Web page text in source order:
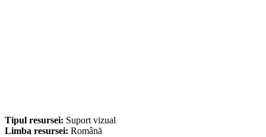
Tipul resursei: Suport vizual
Limba resursei: Română